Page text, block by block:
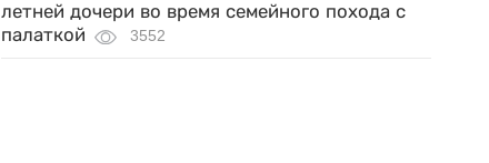
летней дочери во время семейного похода с
палаткой
3552